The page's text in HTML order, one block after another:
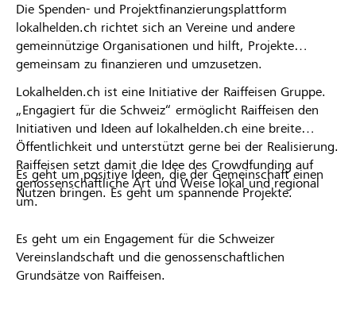
Die Spenden- und Projektfinanzierungsplattform
lokalhelden.ch richtet sich an Vereine und andere
gemeinnützige Organisationen und hilft, Projekte
gemeinsam zu finanzieren und umzusetzen.
Lokalhelden.ch ist eine Initiative der Raiffeisen Gruppe.
„Engagiert für die Schweiz“ ermöglicht Raiffeisen den
Initiativen und Ideen auf lokalhelden.ch eine breite
Öffentlichkeit und unterstützt gerne bei der Realisierung.
Raiffeisen setzt damit die Idee des Crowdfunding auf
genossenschaftliche Art und Weise lokal und regional
um.
Es geht um positive Ideen, die der Gemeinschaft einen
Nutzen bringen. Es geht um spannende Projekte.
Es geht um ein Engagement für die Schweizer
Vereinslandschaft und die genossenschaftlichen
Grundsätze von Raiffeisen.